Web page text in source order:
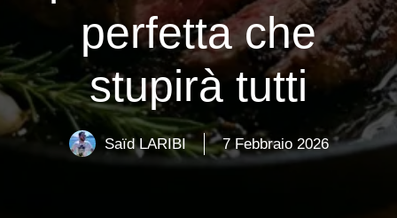
perfetta che
stupirà tutti
Saïd LARIBI 7 Febbraio 2026